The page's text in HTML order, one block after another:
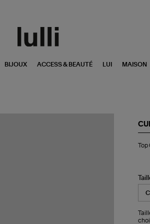
BIJOUX ACCESS & BEAUTÉ LUI MAISON